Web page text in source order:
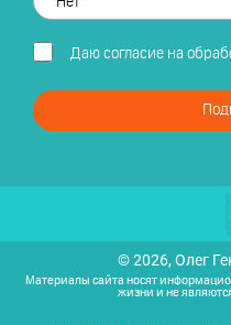
Даю согласие на
© 2026, Олег
Материалы сайта носят
жизни и не